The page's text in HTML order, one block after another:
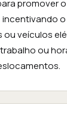
promover
veículos
ou